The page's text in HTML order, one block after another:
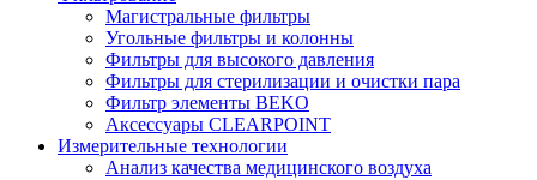
Магистральные фильтры
Угольные фильтры и колонны
Фильтры для высокого давления
Фильтры для стерилизации и очистки пара
Фильтр элементы BEKO
Аксессуары CLEARPOINT
Измерительные технологии
Анализ качества медицинского воздуха